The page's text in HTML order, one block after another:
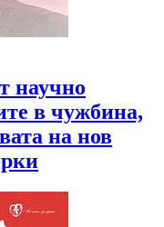
научно
в чужбина,
на нов